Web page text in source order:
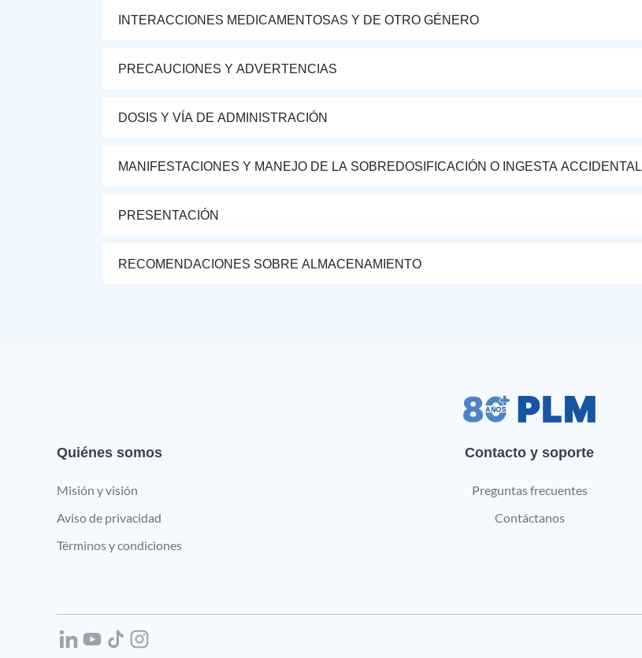
INTERACCIONES MEDICAMENTOSAS Y DE OTRO GÉNERO
PRECAUCIONES Y ADVERTENCIAS
DOSIS Y VÍA DE ADMINISTRACIÓN
MANIFESTACIONES Y MANEJO DE LA SOBREDOSIFICACIÓN O INGESTA ACCIDENTAL
PRESENTACIÓN
RECOMENDACIONES SOBRE ALMACENAMIENTO
Quiénes somos
Misión y visión
Aviso de privacidad
Términos y condiciones
Contacto y soporte
Preguntas frecuentes
Contáctanos